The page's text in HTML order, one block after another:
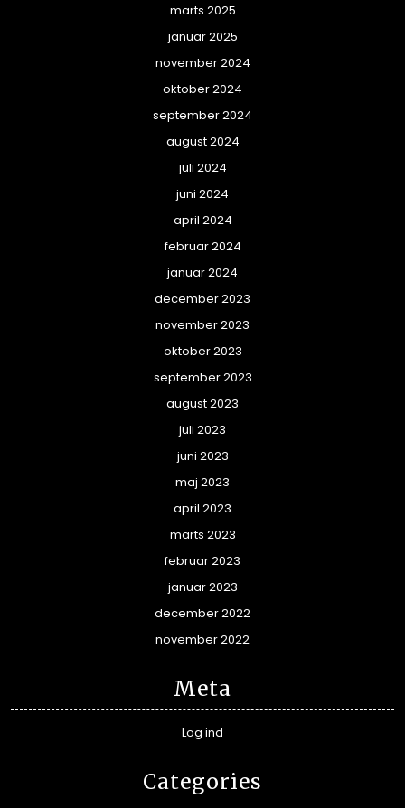
marts 2025
januar 2025
november 2024
oktober 2024
september 2024
august 2024
juli 2024
juni 2024
april 2024
februar 2024
januar 2024
december 2023
november 2023
oktober 2023
september 2023
august 2023
juli 2023
juni 2023
maj 2023
april 2023
marts 2023
februar 2023
januar 2023
december 2022
november 2022
Meta
Log ind
Categories